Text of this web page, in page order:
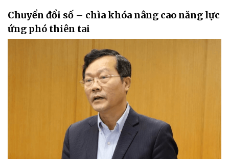
Chuyển đổi số – chìa khóa nâng cao năng lực
ứng phó thiên tai